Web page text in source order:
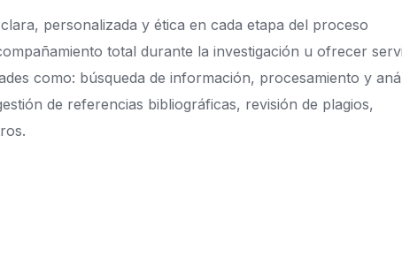
personalizada y ética en cada etapa del proceso
total durante la investigación u ofrecer
como: búsqueda de información, procesamiento y
de referencias bibliográficas, revisión de plagios,